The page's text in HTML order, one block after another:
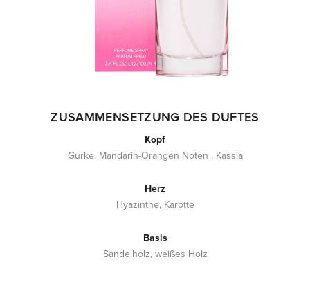
ZUSAMMENSETZUNG DES DUFTES
Kopf
Gurke, Mandarin-Orangen Noten , Kassia
Herz
Hyazinthe, Karotte
Basis
Sandelholz, weißes Holz